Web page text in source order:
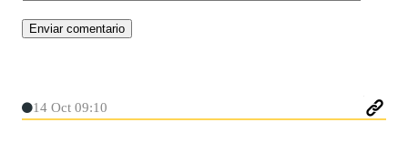
14 Oct 09:10